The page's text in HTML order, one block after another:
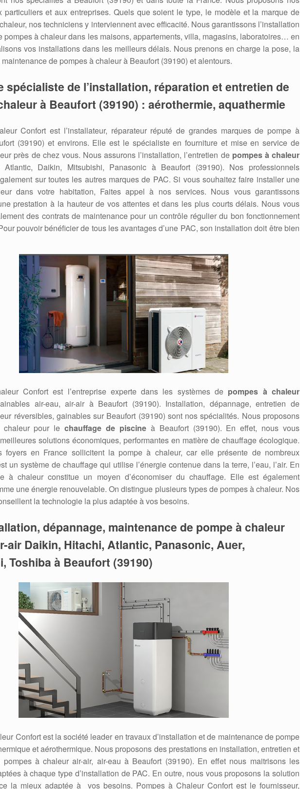
particuliers et aux entreprises. Quels que soient le type, le modèle et la marque de
nos techniciens y interviennent avec efficacité. Nous garantissons l’installation
pompes à chaleur dans les maisons, appartements, villa, magasins, laboratoires… en
vos installations dans les meilleurs délais. Nous prenons en charge la pose, la
de pompes à chaleur à Beaufort (39190) et alentours.
spécialiste de l’installation, réparation et entretien de
à Beaufort (39190) : aérothermie, aquathermie
Confort est l’installateur, réparateur réputé de grandes marques de pompe à
(39190) et environs. Elle est le spécialiste en fourniture et mise en service de
près de chez vous. Nous assurons l’installation, l’entretien de pompes à chaleur
Atlantic, Daikin, Mitsubishi, Panasonic à Beaufort (39190). Nos professionnels
sur toutes les autres marques de PAC. Si vous souhaitez faire installer une
dans votre habitation, Faites appel à nos services. Nous vous garantissons
prestation à la hauteur de vos attentes et dans les plus courts délais. Nous vous
des contrats de maintenance pour un contrôle régulier du bon fonctionnement
pouvoir bénéficier de tous les avantages d’une PAC, son installation doit être bien
Confort est l’entreprise experte dans les systèmes de pompes à chaleur
air-eau, air-air à Beaufort (39190). Installation, dépannage, entretien de
réversibles, gainables sur Beaufort (39190) sont nos spécialités. Nous proposons
chaleur pour lechauffage de piscineà Beaufort (39190). En effet, nous vous
solutions économiques, performantes en matière de chauffage écologique.
foyers en France sollicitent la pompe à chaleur, car elle présente de nombreux
un système de chauffage qui utilise l’énergie contenue dans la terre, l’eau, l’air. En
à chaleur constitue un moyen d’économiser du chauffage. Elle est également
une énergie renouvelable. On distingue plusieurs types de pompes à chaleur. Nos
la technologie la plus adaptée à vos besoins.
dépannage, maintenance de pompe à chaleur
air Daikin, Hitachi, Atlantic, Panasonic, Auer,
Toshiba à Beaufort (39190)
Confort est la société leader en travaux d’installation et de maintenance de pompe
et aérothermique. Nous proposons des prestations en installation, entretien et
pompes à chaleur air-air, air-eau à Beaufort (39190). En effet nous maitrisons les
à chaque type d’installation de PAC. En outre, nous vous proposons la solution
la mieux adaptée à vos besoins. Pompes à Chaleur Confort est le fournisseur,